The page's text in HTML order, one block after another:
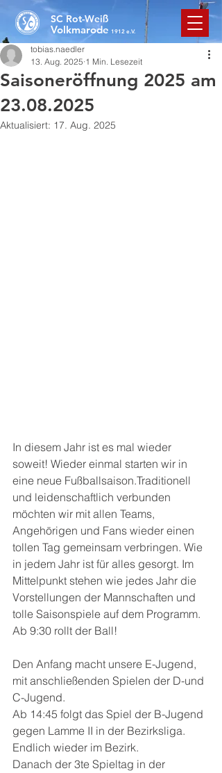
SC Rot-Weiß
Volkmarode 1912 e.V.
Saisoneröffnung 2025 am
23.08.2025
tobias.naedler
13. Aug. 2025 1 Min. Lesezeit
Aktualisiert: 17. Aug. 2025
In diesem Jahr ist es mal wieder
soweit! Wieder einmal starten wir in
eine neue Fußballsaison.Traditionell
und leidenschaftlich verbunden
möchten wir mit allen Teams,
Angehörigen und Fans wieder einen
tollen Tag gemeinsam verbringen. Wie
in jedem Jahr ist für alles gesorgt. Im
Mittelpunkt stehen wie jedes Jahr die
Vorstellungen der Mannschaften und
tolle Saisonspiele auf dem Programm.
Ab 9:30 rollt der Ball!
Den Anfang macht unsere E-Jugend,
mit anschließenden Spielen der D-und
C-Jugend.
Ab 14:45 folgt das Spiel der B-Jugend
gegen Lamme II in der Bezirksliga.
Endlich wieder im Bezirk.
Danach der 3te Spieltag in der